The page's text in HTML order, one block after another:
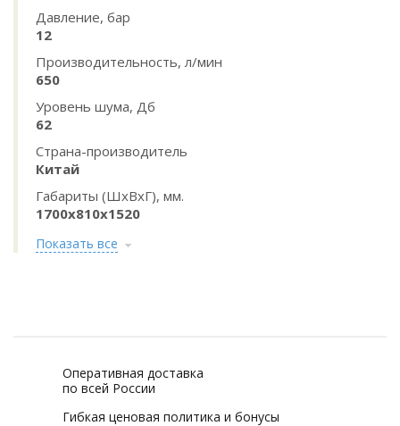
Давление, бар
12
Производительность, л/мин
650
Уровень шума, Дб
62
Страна-производитель
Китай
Габариты (ШхВхГ), мм.
1700x810x1520
Показать все
Оперативная доставка
по всей России
Гибкая ценовая политика и бонусы